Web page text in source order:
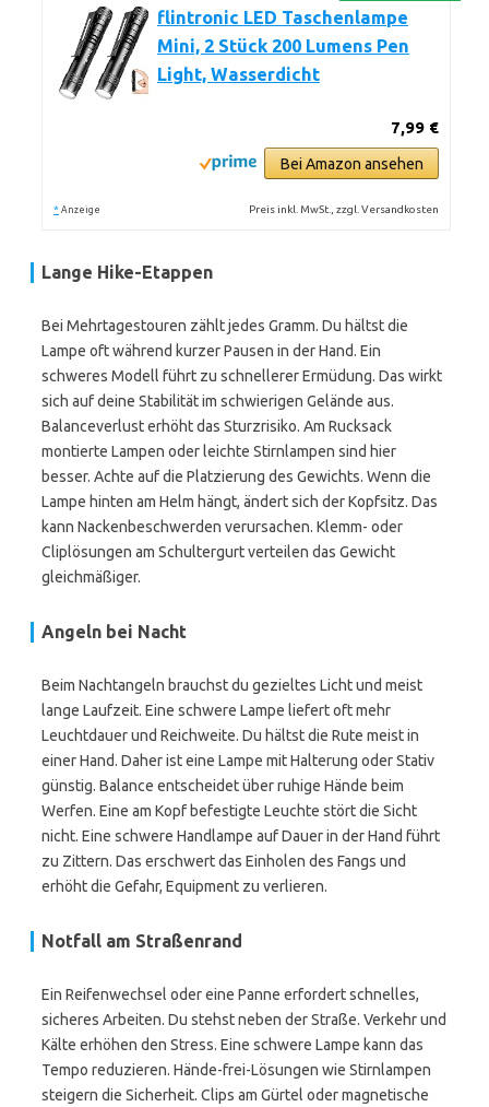
flintronic LED Taschenlampe
Mini, 2 Stück 200 Lumens Pen
Light, Wasserdicht
7,99 €
Bei Amazon ansehen
* Anzeige Preis inkl. MwSt., zzgl. Versandkosten
Lange Hike-Etappen
Bei Mehrtagestouren zählt jedes Gramm. Du hältst die
Lampe oft während kurzer Pausen in der Hand. Ein
schweres Modell führt zu schnellerer Ermüdung. Das wirkt
sich auf deine Stabilität im schwierigen Gelände aus.
Balanceverlust erhöht das Sturzrisiko. Am Rucksack
montierte Lampen oder leichte Stirnlampen sind hier
besser. Achte auf die Platzierung des Gewichts. Wenn die
Lampe hinten am Helm hängt, ändert sich der Kopfsitz. Das
kann Nackenbeschwerden verursachen. Klemm- oder
Cliplösungen am Schultergurt verteilen das Gewicht
gleichmäßiger.
Angeln bei Nacht
Beim Nachtangeln brauchst du gezieltes Licht und meist
lange Laufzeit. Eine schwere Lampe liefert oft mehr
Leuchtdauer und Reichweite. Du hältst die Rute meist in
einer Hand. Daher ist eine Lampe mit Halterung oder Stativ
günstig. Balance entscheidet über ruhige Hände beim
Werfen. Eine am Kopf befestigte Leuchte stört die Sicht
nicht. Eine schwere Handlampe auf Dauer in der Hand führt
zu Zittern. Das erschwert das Einholen des Fangs und
erhöht die Gefahr, Equipment zu verlieren.
Notfall am Straßenrand
Ein Reifenwechsel oder eine Panne erfordert schnelles,
sicheres Arbeiten. Du stehst neben der Straße. Verkehr und
Kälte erhöhen den Stress. Eine schwere Lampe kann das
Tempo reduzieren. Hände-frei-Lösungen wie Stirnlampen
steigern die Sicherheit. Clips am Gürtel oder magnetische